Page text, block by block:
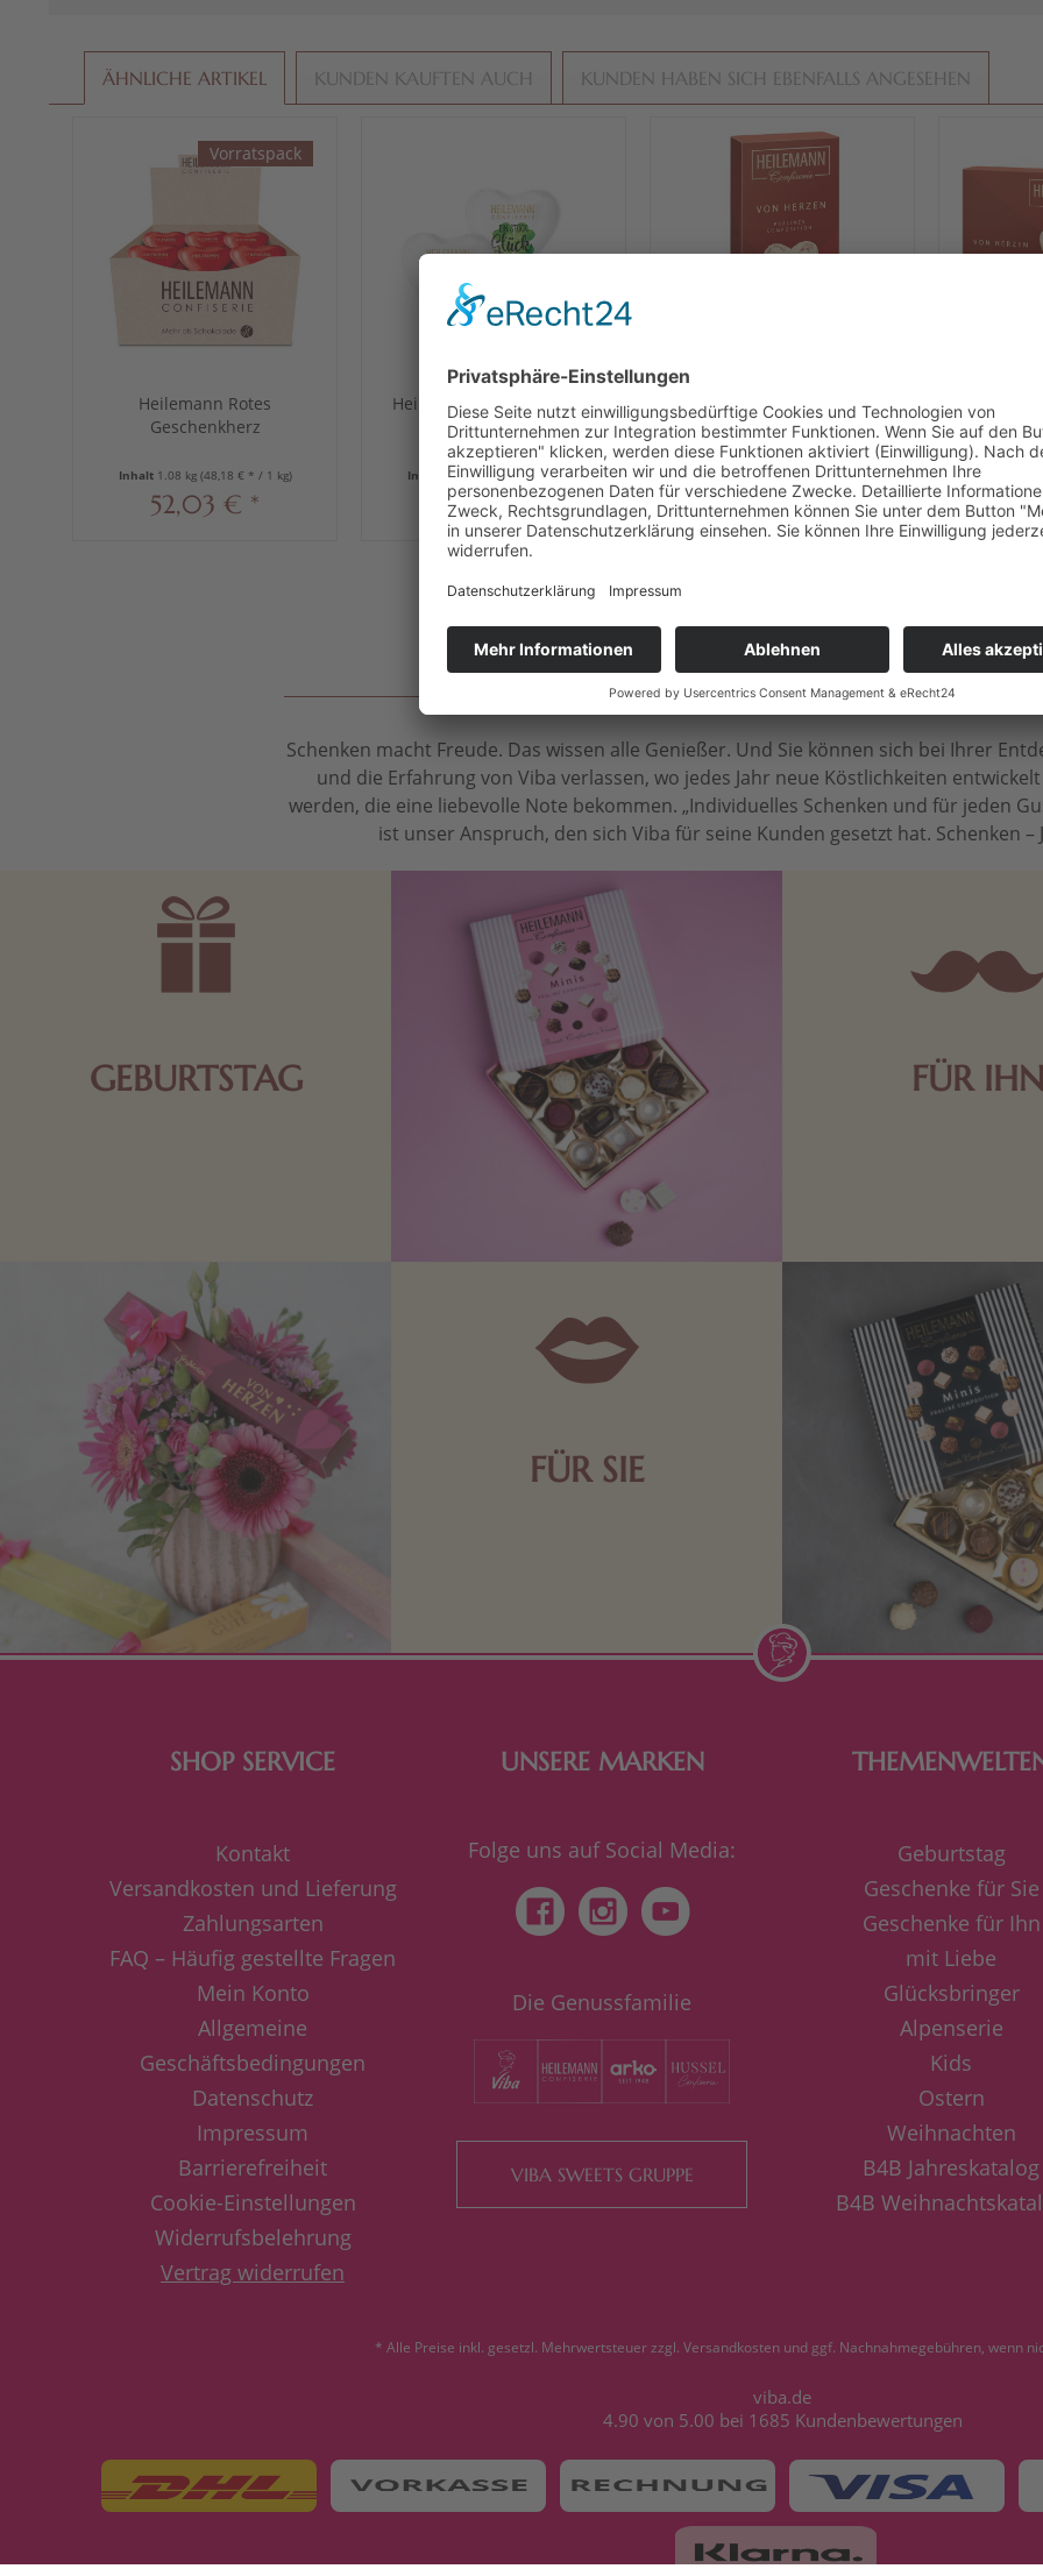
ÄHNLICHE ARTIKEL KUNDEN KAUFTEN AUCH KUNDEN HABEN SICH EBENFALLS ANGESEHEN
Vorratspack
Heilemann Rotes
Geschenkherz
Inhalt 1.08 kg (48,18 € * / 1 kg)
52,03 € *
Heilemann Grußherzen 3-
fach sortiert, 30 g
Inhalt 0.03 kg(49,67 € * / 1 kg)
1,49 € *
Heilemann Praliné
Composition „Von Herzen“,
95 g
Inhalt0.095 kg(73,58 € * / 1 kg)
6,99 € *
Inhalt
GESCHENKIDEEN FÜR JEDEN ANLASS
Schenken macht Freude. Das wissen alle Genießer. Und Sie können sich bei Ihrer
und die Erfahrung von Viba verlassen, wo jedes Jahr neue Köstlichkeiten
werden, die eine liebevolle Note bekommen. „Individuelles Schenken und für jeden
ist unser Anspruch, den sich Viba für seine Kunden gesetzt hat. Schenken –
GEBURTSTAG FÜR IHN
FÜR SIE
SHOP SERVICE
Kontakt
Versandkosten und Lieferung
Zahlungsarten
FAQ – Häufig gestellte Fragen
Mein Konto
Allgemeine
Geschäftsbedingungen
Datenschutz
Impressum
Barrierefreiheit
Cookie-Einstellungen
Widerrufsbelehrung
Vertrag widerrufen
UNSERE MARKEN
Folge uns auf Social Media:
Die Genussfamilie
VIBA SWEETS GRUPPE
Geburtstag
Geschenke für Sie
Geschenke für Ihn
mit Liebe
Glücksbringer
Alpenserie
Kids
Ostern
Weihnachten
B4B Jahreskatalog
B4B
* Alle Preise inkl. gesetzl. Mehrwertsteuer zzgl. Versandkostenund ggf. Nachnahmegebühren, wenn
viba.de
4.90 von 5.00 bei 1685 Kundenbewertungen